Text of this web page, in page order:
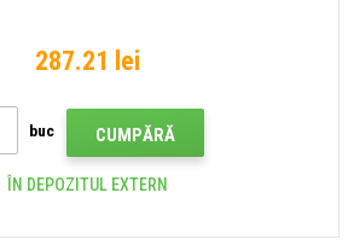
287.21 lei
buc CUMPĂRĂ
ÎN DEPOZITUL EXTERN